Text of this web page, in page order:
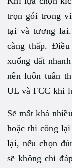
trọn gói trong
tại và tương
càng thấp.
xuống đất
nên luôn tuân
UL và FCC khi
Sẽ mất khá
hoặc thi công
lại, nếu chọn
sẽ không chỉ